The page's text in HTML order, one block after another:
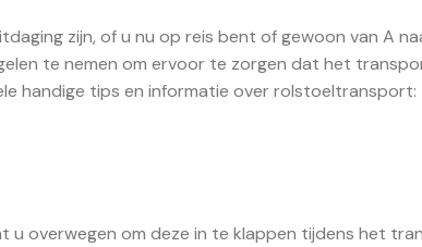
zijn, of u nu op reis bent of gewoon van A
te nemen om ervoor te zorgen dat het
handige tips en informatie over rolstoeltransport:
u overwegen om deze in te klappen tijdens het